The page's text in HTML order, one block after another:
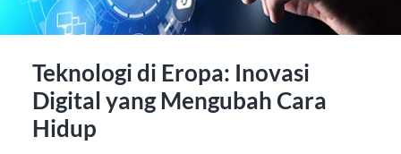
Teknologi di Eropa: Inovasi
Digital yang Mengubah Cara
Hidup